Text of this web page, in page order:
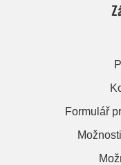
Formulář